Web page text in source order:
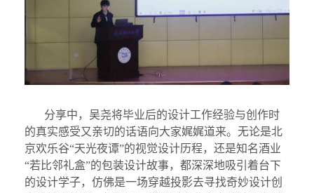
分享中，吴尧将毕业后的设计工作经验与创作时
的真实感受又亲切的话语向大家娓娓道来。无论是北
京欢乐谷“天光夜谭”的视觉设计历程，还是知名酒业
“若比邻礼盒”的包装设计故事，都深深地吸引着台下
的设计学子，仿佛是一场穿越投影去寻找奇妙设计创